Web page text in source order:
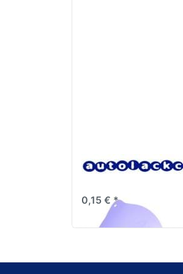
Lacksiebe, Faltsiebe,
0,15 € *